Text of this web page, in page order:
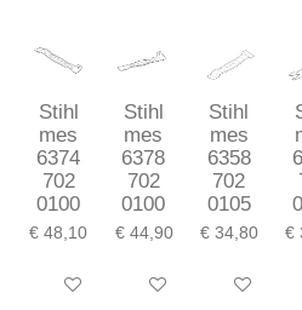
Stihl
mes
6374
702
0100
€ 48,10
In winkelwagen
Stihl
mes
6378
702
0100
€ 44,90
In winkelwagen
Stihl
mes
6358
702
0105
€ 34,80
In
€